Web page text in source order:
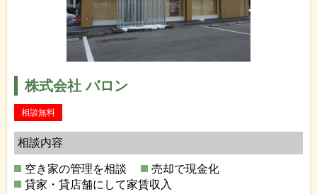
株式会社 バロン
相談無料
相談内容
空き家の管理を相談
売却で現金化
貸家・貸店舗にして家賃収入